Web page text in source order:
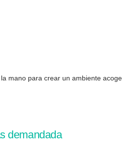
mano para crear un ambiente
demandada